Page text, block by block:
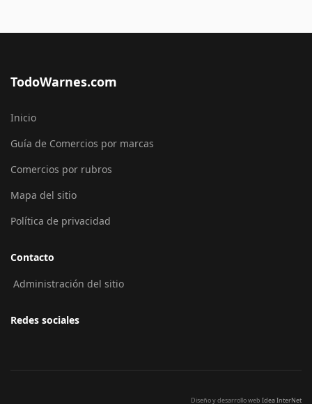
TodoWarnes.com
Inicio
Guía de Comercios por marcas
Comercios por rubros
Mapa del sitio
Política de privacidad
Contacto
Administración del sitio
Redes sociales
Diseño y desarrollo web Idea InterNet